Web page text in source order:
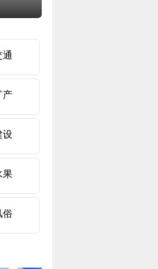
通
产
设
果
俗